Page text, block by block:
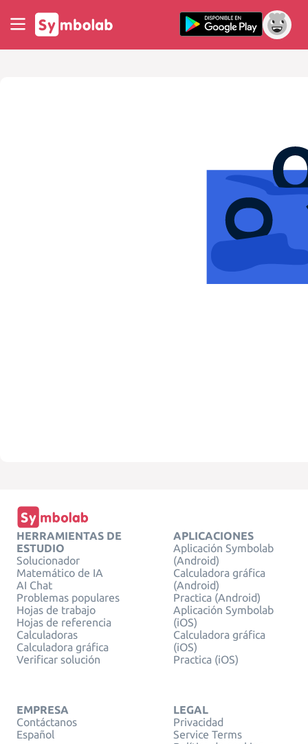
HERRAMIENTAS DE
ESTUDIO
Solucionador
Matemático de IA
AI Chat
Problemas populares
Hojas de trabajo
Hojas de referencia
Calculadoras
Calculadora gráfica
Verificar solución
APLICACIONES
Aplicación Symbolab
(Android)
Calculadora gráfica
(Android)
Practica (Android)
Aplicación Symbolab
(iOS)
Calculadora gráfica
(iOS)
Practica (iOS)
EMPRESA
Contáctanos
Español
LEGAL
Privacidad
Service Terms